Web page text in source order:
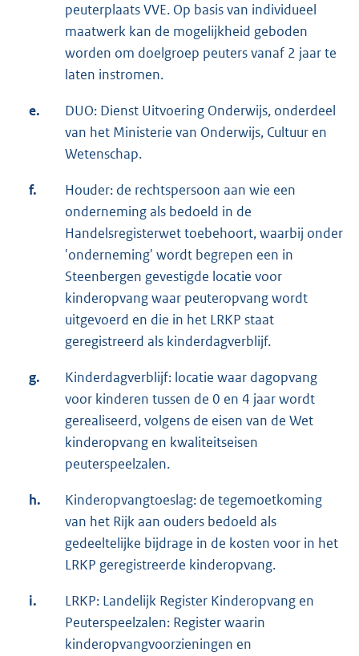
peuterplaats VVE. Op basis van individueel
maatwerk kan de mogelijkheid geboden
worden om doelgroep peuters vanaf 2 jaar te
laten instromen.
e.
DUO: Dienst Uitvoering Onderwijs, onderdeel
van het Ministerie van Onderwijs, Cultuur en
Wetenschap.
f.
Houder: de rechtspersoon aan wie een
onderneming als bedoeld in de
Handelsregisterwet toebehoort, waarbij onder
'onderneming' wordt begrepen een in
Steenbergen gevestigde locatie voor
kinderopvang waar peuteropvang wordt
uitgevoerd en die in het LRKP staat
geregistreerd als kinderdagverblijf.
g.
Kinderdagverblijf: locatie waar dagopvang
voor kinderen tussen de 0 en 4 jaar wordt
gerealiseerd, volgens de eisen van de Wet
kinderopvang en kwaliteitseisen
peuterspeelzalen.
h.
Kinderopvangtoeslag: de tegemoetkoming
van het Rijk aan ouders bedoeld als
gedeeltelijke bijdrage in de kosten voor in het
LRKP geregistreerde kinderopvang.
i.
LRKP: Landelijk Register Kinderopvang en
Peuterspeelzalen: Register waarin
kinderopvangvoorzieningen en